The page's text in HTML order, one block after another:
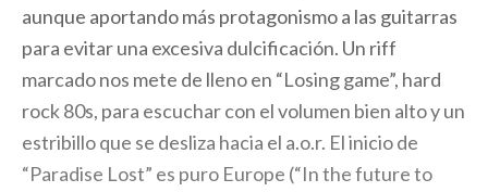
aunque aportando más protagonismo a las guitarras
para evitar una excesiva dulcificación. Un riff
marcado nos mete de lleno en “Losing game”, hard
rock 80s, para escuchar con el volumen bien alto y un
estribillo que se desliza hacia el a.o.r. El inicio de
“Paradise Lost” es puro Europe (“In the future to